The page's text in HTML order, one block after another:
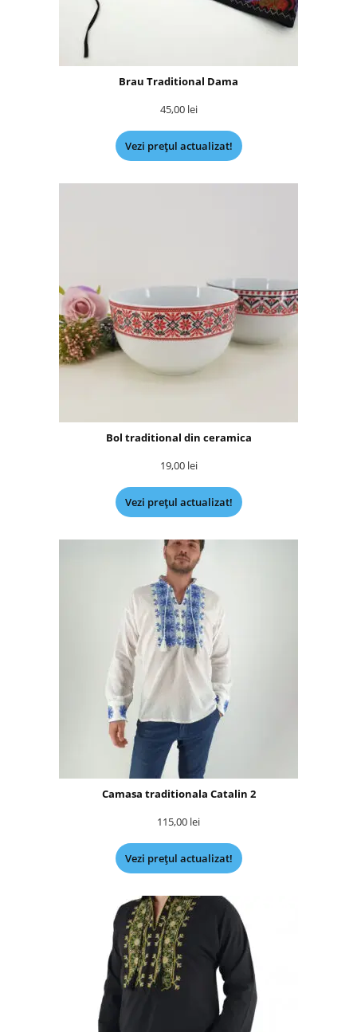
Brau Traditional Dama
45,00 lei
Vezi prețul actualizat!
Bol traditional din ceramica
19,00 lei
Vezi prețul actualizat!
Camasa traditionala Catalin 2
115,00 lei
Vezi prețul actualizat!